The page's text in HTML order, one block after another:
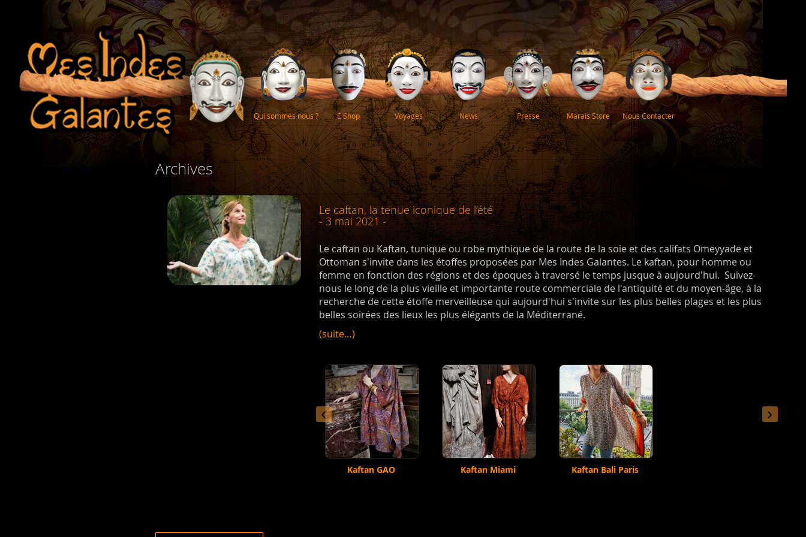
Qui sommes nous ? E Shop Voyages News Presse Marais Store Nous Contacter
Archives
Le caftan, la tenue iconique de l’été
- 3 mai 2021 -
Le caftan ou Kaftan, tunique ou robe mythique de la route de la soie et des califats Omeyyade et
Ottoman s'invite dans les étoffes proposées par Mes Indes Galantes. Le kaftan, pour homme ou
femme en fonction des régions et des époques à traversé le temps jusque à aujourd'hui. Suivez-
nous le long de la plus vieille et importante route commerciale de l'antiquité et du moyen-âge, à la
recherche de cette étoffe merveilleuse qui aujourd'hui s'invite sur les plus belles plages et les plus
belles soirées des lieux les plus élégants de la Méditerrané.
(suite…)
Kaftan GAO Kaftan Miami Kaftan Bali Paris
‹ ›